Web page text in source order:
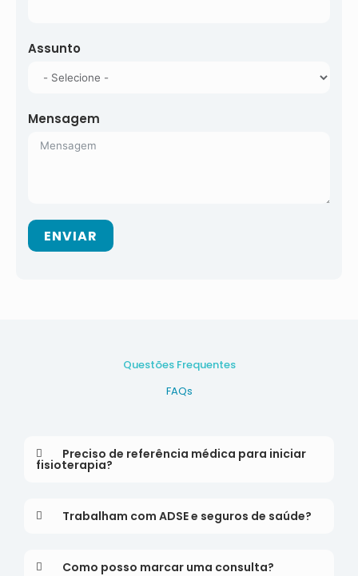
Assunto
Mensagem
ENVIAR
Questões Frequentes
FAQs
Preciso de referência médica para iniciar
fisioterapia?
Trabalham com ADSE e seguros de saúde?
Como posso marcar uma consulta?